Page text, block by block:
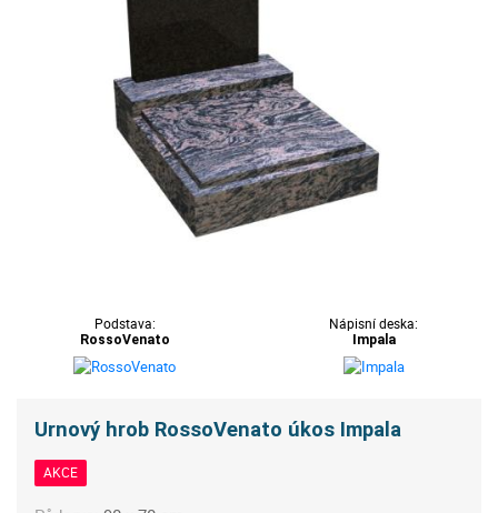
Podstava:
RossoVenato
Nápisní deska:
Impala
Urnový hrob RossoVenato úkos Impala
AKCE